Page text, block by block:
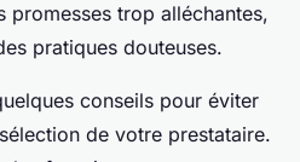
promesses trop alléchantes,
pratiques douteuses.
conseils pour éviter
de votre prestataire.